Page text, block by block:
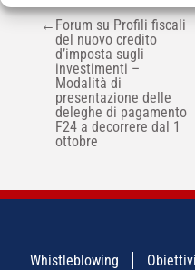
NAVIGAZIONE
ARTICOLI
← Forum su Profili fiscali
del nuovo credito
d’imposta sugli
investimenti –
Modalità di
presentazione delle
deleghe di pagamento
F24 a decorrere dal 1
ottobre
Whistleblowing